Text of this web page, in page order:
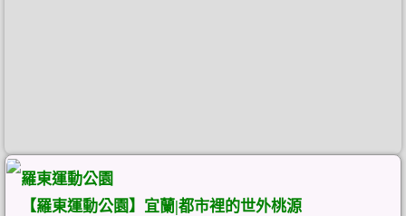
羅東運動公園
【羅東運動公園】宜蘭|都市裡的世外桃源